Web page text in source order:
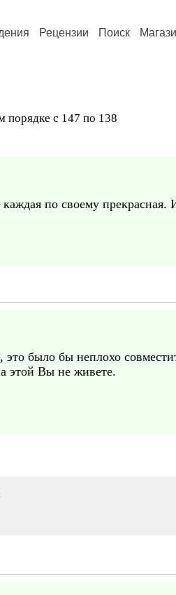
Рецензии Поиск
порядке с 147 по 138
по своему
было бы неплохо
этой Вы не живете.